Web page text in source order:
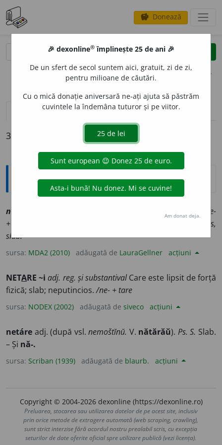
savings Donează
clear
opțiuni
definiții (3) declinări
3 definiții pentru netare
Explicative DEX
net
ne-
+
neputincios,
slab.
sursa: MDA2 (2010) adăugată de LauraGellner acțiuni
NETARE ~i adj. reg. și substantivalCare este lipsit de forță
fizică; slab; neputincios./ne- + tare
sursa: NODEX (2002) adăugată de siveco acțiuni
netáre adj. (după vsl.nemoštĭnŭ. V. nătărăŭ). Ps. S. Slab.
– Și nă-.
sursa: Scriban (1939) adăugată de blaurb. acțiuni
Copyright © 2004-2026 dexonline (https://dexonline.ro)
Preluarea, stocarea sau utilizarea datelor de pe acest site, inclusiv
prin orice metode de extragere automată (web scraping, crawling),
sunt strict interzise fără acordul nostru prealabil scris, cu excepția
seturilor de date oferite oficial spre utilizare publică (vezi licența).
🎉 dexonline® împlinește 25 de ani 🎉
De un sfert de secol suntem aici, gratuit, zi de zi,
pentru milioane de căutări.
Cu o mică donație aniversară ne-ați ajuta să păstrăm
cuvintele la îndemâna tuturor și pe viitor.
Am donat deja.